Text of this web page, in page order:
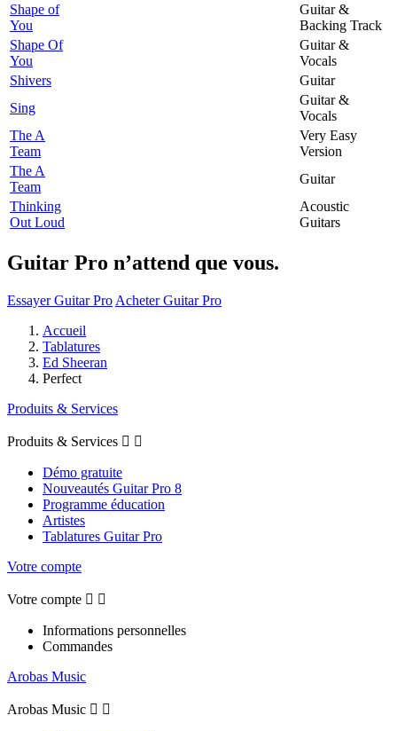
Shape of
You
Guitar &
Backing Track
Shape Of
You
Guitar &
Vocals
Shivers
Guitar
Sing
Guitar &
Vocals
The A
Team
Very Easy
Version
The A
Team
Guitar
Thinking
Out Loud
Acoustic
Guitars
Guitar Pro n’attend que vous.
Essayer Guitar Pro Acheter Guitar Pro
Accueil
Tablatures
Ed Sheeran
Perfect
Produits & Services
Produits & Services  
Démo gratuite
Nouveautés Guitar Pro 8
Programme éducation
Artistes
Tablatures Guitar Pro
Votre compte
Votre compte  
Informations personnelles
Commandes
Arobas Music
Arobas Music  